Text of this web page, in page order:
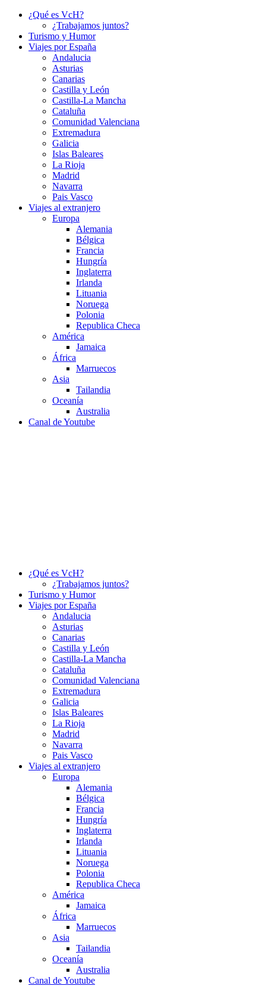
¿Qué es VcH?
¿Trabajamos juntos?
Turismo y Humor
Viajes por España
Andalucia
Asturias
Canarias
Castilla y León
Castilla-La Mancha
Cataluña
Comunidad Valenciana
Extremadura
Galicia
Islas Baleares
La Rioja
Madrid
Navarra
Pais Vasco
Viajes al extranjero
Europa
Alemania
Bélgica
Francia
Hungría
Inglaterra
Irlanda
Lituania
Noruega
Polonia
Republica Checa
América
Jamaica
África
Marruecos
Asia
Tailandia
Oceanía
Australia
Canal de Youtube
¿Qué es VcH?
¿Trabajamos juntos?
Turismo y Humor
Viajes por España
Andalucia
Asturias
Canarias
Castilla y León
Castilla-La Mancha
Cataluña
Comunidad Valenciana
Extremadura
Galicia
Islas Baleares
La Rioja
Madrid
Navarra
Pais Vasco
Viajes al extranjero
Europa
Alemania
Bélgica
Francia
Hungría
Inglaterra
Irlanda
Lituania
Noruega
Polonia
Republica Checa
América
Jamaica
África
Marruecos
Asia
Tailandia
Oceanía
Australia
Canal de Youtube